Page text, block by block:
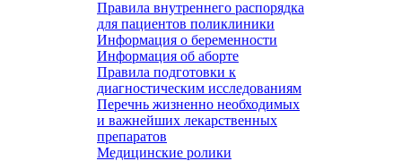
Правила внутреннего распорядка
для пациентов поликлиники
Информация о беременности
Информация об аборте
Правила подготовки к
диагностическим исследованиям
Перечнь жизненно необходимых
и важнейших лекарственных
препаратов
Медицинские ролики